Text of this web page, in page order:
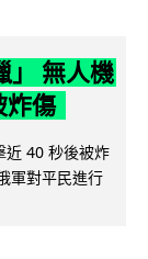
」 無人機
炸傷
近 40 秒後被炸
軍對平民進行